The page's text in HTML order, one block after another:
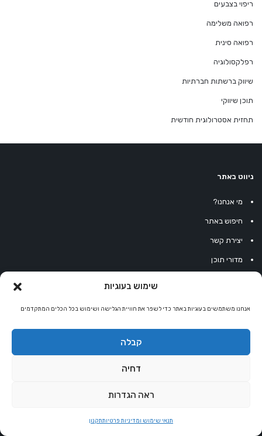
שימוש בעוגיות
אנחנו משתמשים בעוגיות באתר כדי לשפר את חוויית הגלישה ושימוש בכל הכלים המתקדמים
קבלה
דחיה
ראה הגדרות
תנאי שימוש ומדיניות פרטיותתקנון
ריפוי בצבעים
רפואה משלימה
רפואה סינית
רפלקסולוגיה
שיווק ברשתות חברתיות
תוכן שיווקי
תחזית אסטרולוגית חודשית
ניווט באתר
מי אנחנו?
חיפוש באתר
יצירת קשר
מדורי תוכן
הצהרת נגישות